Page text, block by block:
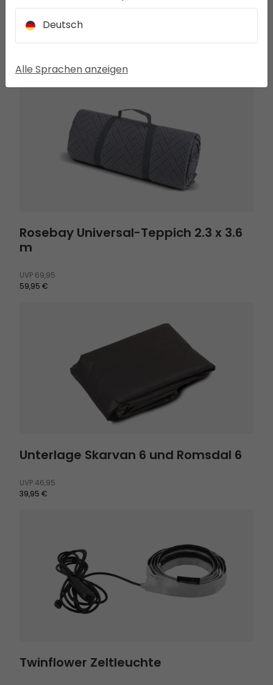
SEEK THE FULL EXPERIENCE
Rosebay Universal-Teppich 2.3 x 3.6 m
Rosebay Universal-Teppich 2.3 x 3.6
m
UVP 69,95
59,95 €
Unterlage Skarvan 6 und Romsdal 6
UVP46,95
39,95 €
Twinflower Zeltleuchte
Deutsch
Alle Sprachen anzeigen